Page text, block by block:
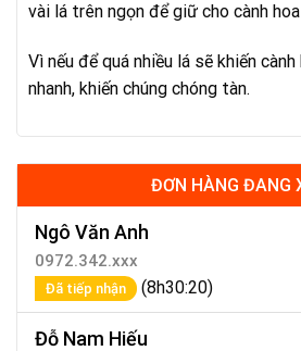
vài lá trên ngọn để giữ cho cành
Vì nếu để quá nhiều lá sẽ khiến
nhanh, khiến chúng chóng tàn.
ĐƠN HÀNG ĐANG
Ngô Văn Anh
0972.342.xxx
Đã tiếp nhận (8h30:20)
Đỗ Nam Hiếu